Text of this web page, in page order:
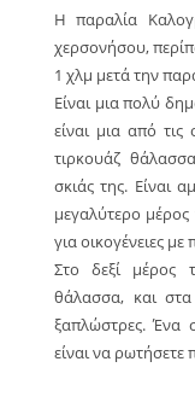
Η παραλία
χερσονήσου,
1 χλμ μετά την
Είναι μια πολύ
είναι μια από
τιρκουάζ
σκιάς της. Είναι
μεγαλύτερο μέρος
για οικογένειες με
Στο δεξί μέρος
θάλασσα, και
ξαπλώστρες. Ένα
είναι να ρωτήσετε